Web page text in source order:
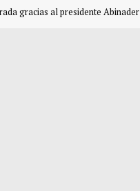
gracias al presidente Abinader